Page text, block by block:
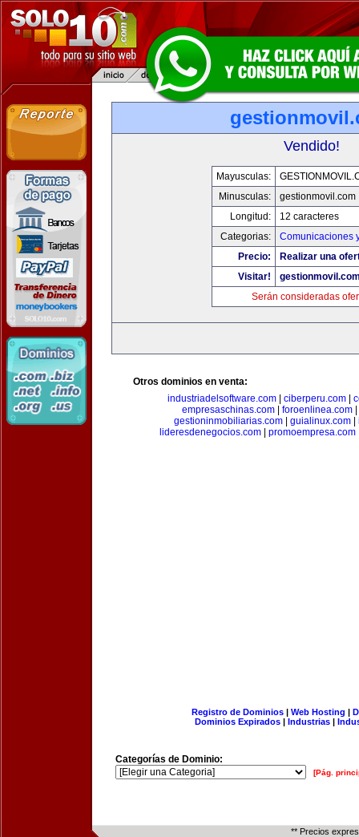
Vendido!
Mayusculas:
Minusculas:
gestionmovil.com
Longitud:
12 caracteres
Categorias:
Comunicaciones
Precio:
Realizar una
Visitar!
Serán consideradas
Otros dominios en venta:
industriadelsoftware.com| ciberperu.com|
empresaschinas.com| foroenlinea.com|
gestioninmobiliarias.com| guialinux.com|
lideresdenegocios.com
promoempresa.com
Registro de Dominios| Web Hosting |
Dominios Expirados | Industrias |
Categorías de Dominio:
[Pág.
** Precios